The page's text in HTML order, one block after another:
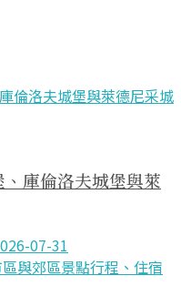
、庫倫洛夫城堡與萊
07-31